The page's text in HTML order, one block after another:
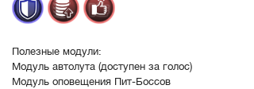
Полезные модули:
Модуль автолута (доступен за голос)
Модуль оповещения Пит-Боссов